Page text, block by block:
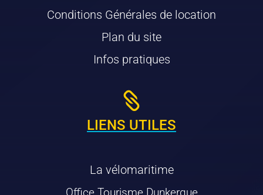
Conditions Générales de location
Plan du site
Infos pratiques

LIENS UTILES
La vélomaritime
Office Tourisme Dunkerque